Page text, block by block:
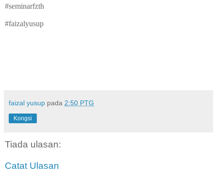
#seminarfzth
#faizalyusup
faizal yusup pada 2:50 PTG
Kongsi
Tiada ulasan:
Catat Ulasan